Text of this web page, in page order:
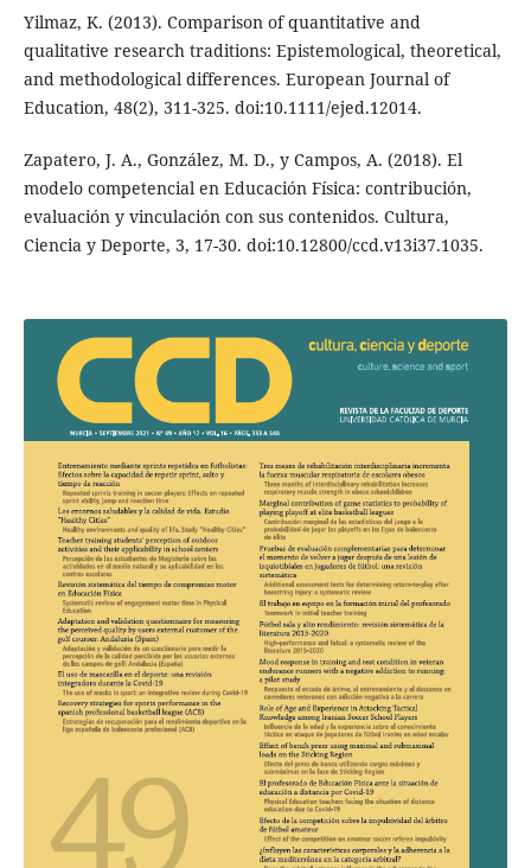
Yilmaz, K. (2013). Comparison of quantitative and
qualitative research traditions: Epistemological, theoretical,
and methodological differences. European Journal of
Education, 48(2), 311-325. doi:10.1111/ejed.12014.
Zapatero, J. A., González, M. D., y Campos, A. (2018). El
modelo competencial en Educación Física: contribución,
evaluación y vinculación con sus contenidos. Cultura,
Ciencia y Deporte, 3, 17-30. doi:10.12800/ccd.v13i37.1035.